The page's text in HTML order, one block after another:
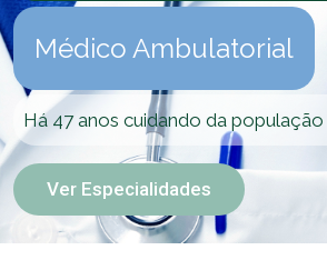
Há 47 anos cuidando da população